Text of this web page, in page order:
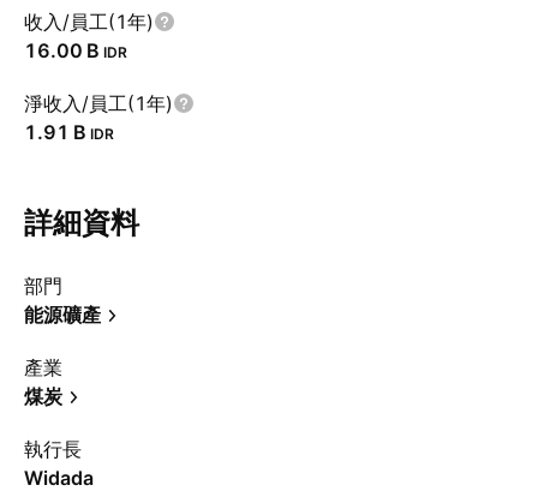
收入/員工(1年)
‪16.00 B‬ IDR
淨收入/員工(1年)
‪1.91 B‬ IDR
詳細資料
部門
能源礦產
產業
煤炭
執行長
Widada